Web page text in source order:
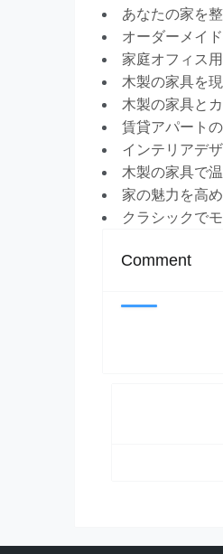
あなたの家を
オーダーメイ
家庭オフィス
木製の家具を
木製の家具と
賃貸アパート
インテリアデ
木製の家具で
家の魅力を高
クラシックで
Comment